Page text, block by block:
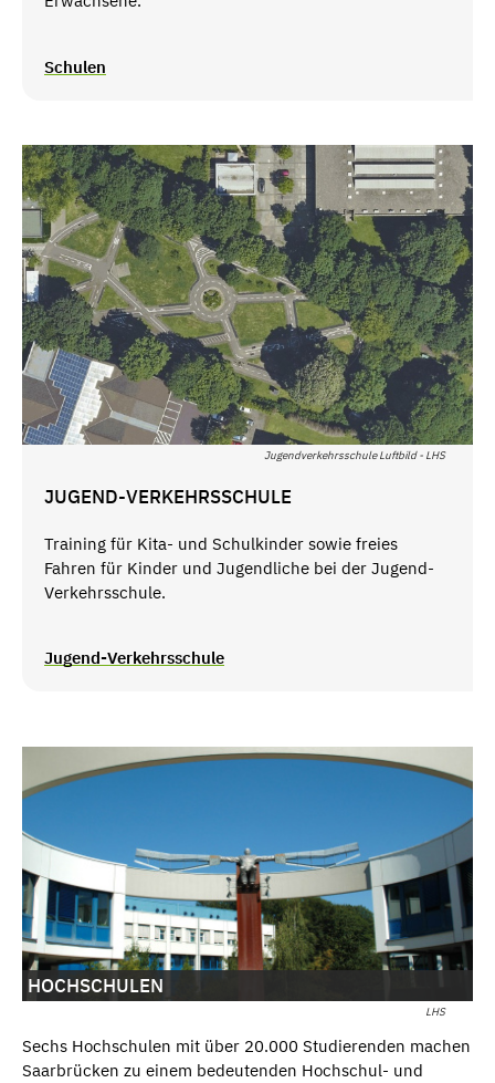
Schulen
Jugendverkehrsschule Luftbild - LHS
JUGEND-VERKEHRSSCHULE
Training für Kita- und Schulkinder sowie freies
Fahren für Kinder und Jugendliche bei der Jugend-
Verkehrsschule.
Jugend-Verkehrsschule
LHS
HOCHSCHULEN
Sechs Hochschulen mit über 20.000 Studierenden machen
Saarbrücken zu einem bedeutenden Hochschul- und